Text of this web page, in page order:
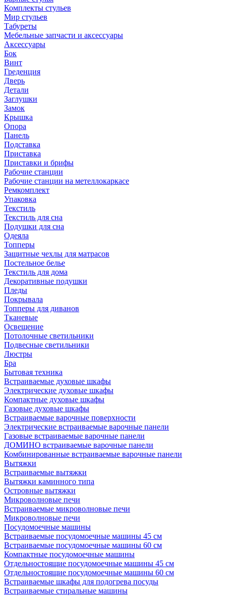
Комплекты стульев
Мир стульев
Табуреты
Мебельные запчасти и аксессуары
Аксессуары
Бок
Винт
Греденция
Дверь
Детали
Заглушки
Замок
Крышка
Опора
Панель
Подставка
Приставка
Приставки и брифы
Рабочие станции
Рабочие станции на метеллокаркасе
Ремкомплект
Упаковка
Текстиль
Текстиль для сна
Подушки для сна
Одеяла
Топперы
Защитные чехлы для матрасов
Постельное белье
Текстиль для дома
Декоративные подушки
Пледы
Покрывала
Топперы для диванов
Тканевые
Освещение
Потолочные светильники
Подвесные светильники
Люстры
Бра
Бытовая техника
Встраиваемые духовые шкафы
Электрические духовые шкафы
Компактные духовые шкафы
Газовые духовые шкафы
Встраиваемые варочные поверхности
Электрические встраиваемые варочные панели
Газовые встраиваемые варочные панели
ДОМИНО встраиваемые варочные панели
Комбинированные встраиваемые варочные панели
Вытяжки
Встраиваемые вытяжки
Вытяжки каминного типа
Островные вытяжки
Микроволновые печи
Встраиваемые микроволновые печи
Микроволновые печи
Посудомоечные машины
Встраиваемые посудомоечные машины 45 см
Встраиваемые посудомоечные машины 60 см
Компактные посудомоечные машины
Отдельностоящие посудомоечные машины 45 см
Отдельностоящие посудомоечные машины 60 см
Встраиваемые шкафы для подогрева посуды
Встраиваемые стиральные машины